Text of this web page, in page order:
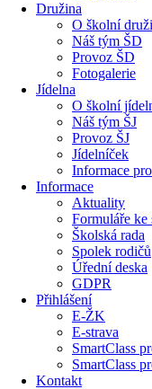
Družina
O školní
Náš tým ŠD
Provoz ŠD
Fotogalerie
Jídelna
O školní
Náš tým ŠJ
Provoz ŠJ
Jídelníček
Informace
Informace
Aktuality
Formuláře ke
Školská rada
Spolek rodičů
Úřední deska
GDPR
Přihlášení
E-ŽK
E-strava
SmartClass
SmartClass
Kontakt